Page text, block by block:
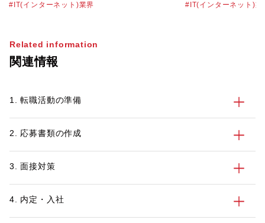
な役割を任されることもあって、高水準の
めにDXエンジニアを目指したいという方
も多いのではないでしょうか。 そこで今
りやすく解説します。今後の転職活動を有
IT(インターネット)業界
とひと口にいって
キャリアに役立つ
IT(インターネット)業
Related information
関連情報
1. 転職活動の準備
2. 応募書類の作成
3. 面接対策
4. 内定・入社